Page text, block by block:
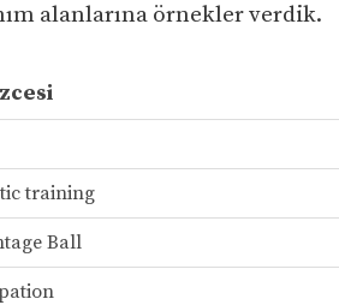
alanlarına örnekler verdik.
training
Ball